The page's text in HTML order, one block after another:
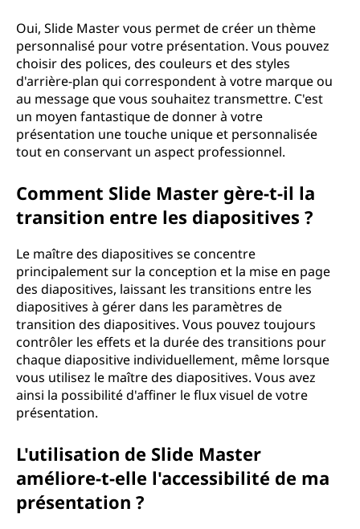
Oui, Slide Master vous permet de créer un thème
personnalisé pour votre présentation. Vous pouvez
choisir des polices, des couleurs et des styles
d'arrière-plan qui correspondent à votre marque ou
au message que vous souhaitez transmettre. C'est
un moyen fantastique de donner à votre
présentation une touche unique et personnalisée
tout en conservant un aspect professionnel.
Comment Slide Master gère-t-il la
transition entre les diapositives ?
Le maître des diapositives se concentre
principalement sur la conception et la mise en page
des diapositives, laissant les transitions entre les
diapositives à gérer dans les paramètres de
transition des diapositives. Vous pouvez toujours
contrôler les effets et la durée des transitions pour
chaque diapositive individuellement, même lorsque
vous utilisez le maître des diapositives. Vous avez
ainsi la possibilité d'affiner le flux visuel de votre
présentation.
L'utilisation de Slide Master
améliore-t-elle l'accessibilité de ma
présentation ?